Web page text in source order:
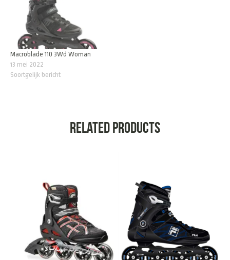
Macroblade 110 3Wd Woman
13 mei 2022
Soortgelijk bericht
Related products